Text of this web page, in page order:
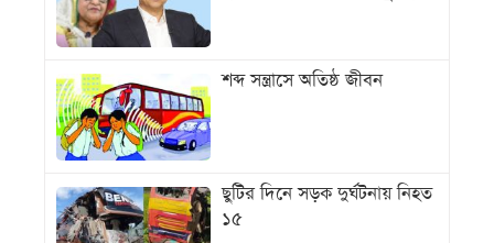
শব্দ সন্ত্রাসে অতিষ্ঠ জীবন
ছুটির দিনে সড়ক দুর্ঘটনায় নিহত
১৫